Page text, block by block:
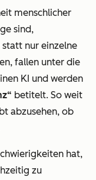
menschlicher
sind,
nur einzelne
fallen unter die
KI und werden
betitelt. So weit
abzusehen, ob
hat,
zu